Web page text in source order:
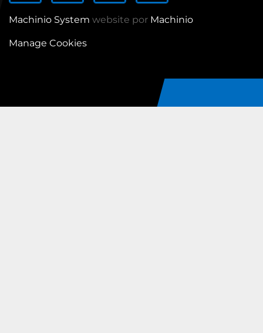
Machinio System website por Machinio
Manage Cookies